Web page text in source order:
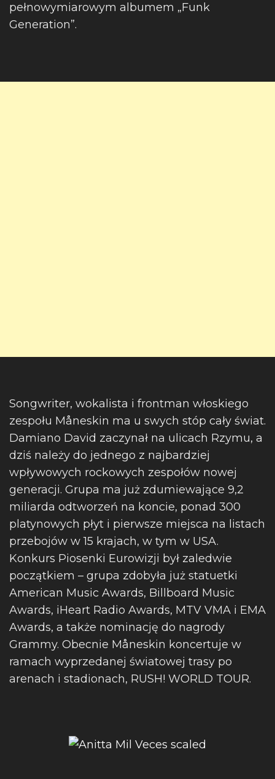
pełnowymiarowym albumem „Funk
Generation”.
Songwriter, wokalista i frontman włoskiego
zespołu Måneskin ma u swych stóp cały świat.
Damiano David zaczynał na ulicach Rzymu, a
dziś należy do jednego z najbardziej
wpływowych rockowych zespołów nowej
generacji. Grupa ma już zdumiewające 9,2
miliarda odtworzeń na koncie, ponad 300
platynowych płyt i pierwsze miejsca na listach
przebojów w 15 krajach, w tym w USA.
Konkurs Piosenki Eurowizji był zaledwie
początkiem – grupa zdobyła już statuetki
American Music Awards, Billboard Music
Awards, iHeart Radio Awards, MTV VMA i EMA
Awards, a także nominację do nagrody
Grammy. Obecnie Måneskin koncertuje w
ramach wyprzedanej światowej trasy po
arenach i stadionach, RUSH! WORLD TOUR.